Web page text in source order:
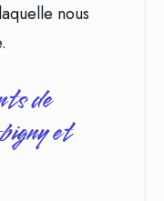
nous
de
et